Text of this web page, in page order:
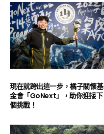
現在就跨出這一步，橘子關懷基
金會「GoNext」，助你迎接下
個挑戰！